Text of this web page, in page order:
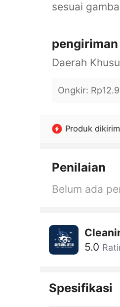
sesuai
pengiriman
Ongkir:
Produk
Penilaian
Belum ada
5.0
Spesifikasi